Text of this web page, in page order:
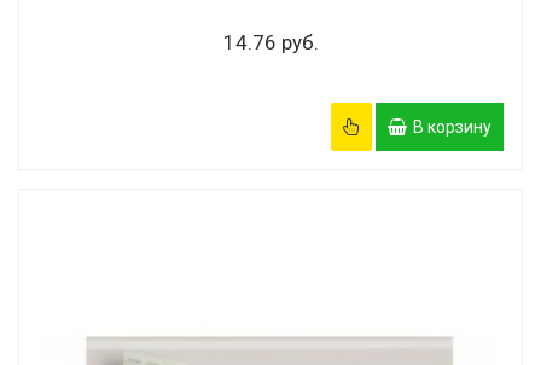
14.76 руб.
В корзину